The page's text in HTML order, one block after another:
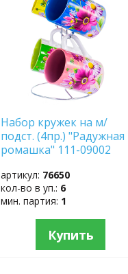
Набор кружек на м/
подст. (4пр.) "Радужная
ромашка" 111-09002
артикул: 76650
кол-во в уп.: 6
мин. партия: 1
Купить